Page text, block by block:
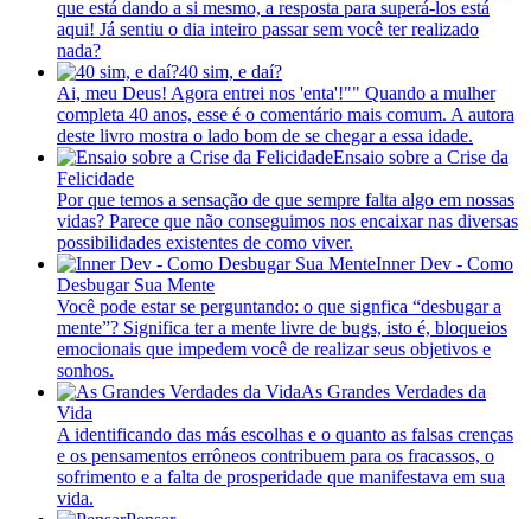
que está dando a si mesmo, a resposta para superá-los está
aqui! Já sentiu o dia inteiro passar sem você ter realizado
nada?
40 sim, e daí?
Ai, meu Deus! Agora entrei nos 'enta'!"" Quando a mulher
completa 40 anos, esse é o comentário mais comum. A autora
deste livro mostra o lado bom de se chegar a essa idade.
Ensaio sobre a Crise da
Felicidade
Por que temos a sensação de que sempre falta algo em nossas
vidas? Parece que não conseguimos nos encaixar nas diversas
possibilidades existentes de como viver.
Inner Dev - Como
Desbugar Sua Mente
Você pode estar se perguntando: o que signfica “desbugar a
mente”? Significa ter a mente livre de bugs, isto é, bloqueios
emocionais que impedem você de realizar seus objetivos e
sonhos.
As Grandes Verdades da
Vida
A identificando das más escolhas e o quanto as falsas crenças
e os pensamentos errôneos contribuem para os fracassos, o
sofrimento e a falta de prosperidade que manifestava em sua
vida.